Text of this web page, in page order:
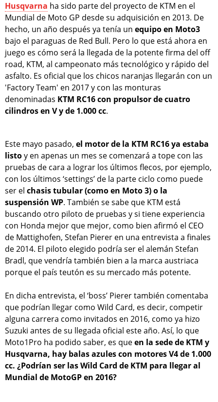
Husqvarna ha sido parte del proyecto de KTM en el
Mundial de Moto GP desde su adquisición en 2013. De
hecho, un año después ya tenía un equipo en Moto3
bajo el paraguas de Red Bull. Pero lo que está ahora en
juego es cómo será la llegada de la potente firma del off
road, KTM, al campeonato más tecnológico y rápido del
asfalto. Es oficial que los chicos naranjas llegarán con un
'Factory Team' en 2017 y con las monturas
denominadas KTM RC16 con propulsor de cuatro
cilindros en V y de 1.000 cc.
Este mayo pasado, el motor de la KTM RC16 ya estaba
listoy en apenas un mes se comenzará a tope con las
pruebas de cara a lograr los últimos flecos, por ejemplo,
con los últimos ‘settings’ de la parte ciclo como puede
ser el chasis tubular (como en Moto 3) o la
suspensión WP. También se sabe que KTM está
buscando otro piloto de pruebas y si tiene experiencia
con Honda mejor que mejor, como bien afirmó el CEO
de Mattighofen, Stefan Pierer en una entrevista a finales
de 2014. El piloto elegido podría ser el alemán Stefan
Bradl, que vendría también bien a la marca austriaca
porque el país teutón es su mercado más potente.
En dicha entrevista, el ‘boss’ Pierer también comentaba
que podrían llegar como Wild Card, es decir, competir
alguna carrera como invitados en 2016, como ya hizo
Suzuki antes de su llegada oficial este año. Así, lo que
Moto1Pro ha podido saber, es queen la sede de KTM y
Husqvarna, hay balas azules con motores V4 de 1.000
cc. ¿Podrían ser las Wild Card de KTM para llegar al
Mundial de MotoGP en 2016?